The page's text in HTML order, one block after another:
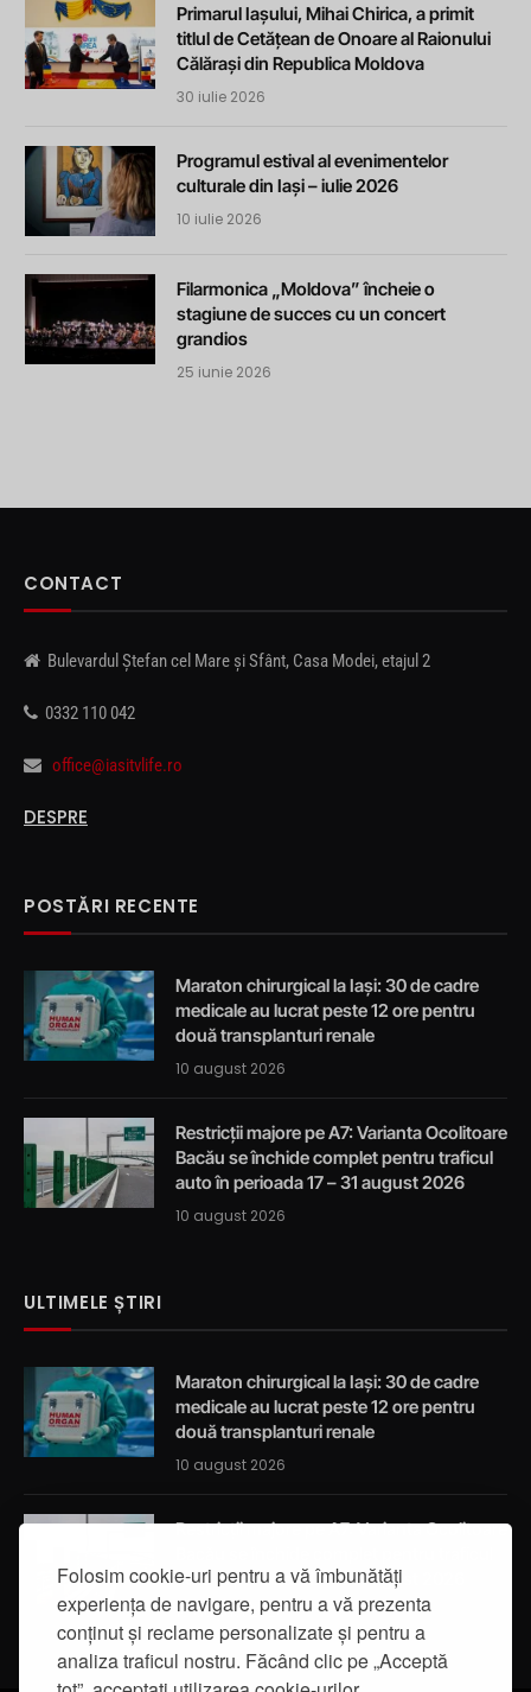
Folosim cookie-uri pentru a vă îmbunătăți
experiența de navigare, pentru a vă prezenta
conținut și reclame personalizate și pentru a
analiza traficul nostru. Făcând clic pe „Acceptă
Primarul Iașului, Mihai Chirica, a primit
titlul de Cetățean de Onoare al Raionului
Călărași din Republica Moldova
30 iulie 2026
Programul estival al evenimentelor
culturale din Iași – iulie 2026
10 iulie 2026
Filarmonica „Moldova” încheie o
stagiune de succes cu un concert
grandios
25 iunie 2026
CONTACT
Bulevardul Ștefan cel Mare și Sfânt, Casa Modei, etajul 2
0332 110 042
office@iasitvlife.ro
DESPRE
POSTĂRI RECENTE
Maraton chirurgical la Iași: 30 de cadre
medicale au lucrat peste 12 ore pentru
două transplanturi renale
10 august 2026
Restricții majore pe A7: Varianta Ocolitoare
Bacău se închide complet pentru traficul
auto în perioada 17 – 31 august 2026
10 august 2026
ULTIMELE ȘTIRI
Maraton chirurgical la Iași: 30 de cadre
medicale au lucrat peste 12 ore pentru
două transplanturi renale
10 august 2026
Restricții majore pe A7: Varianta Ocolitoare
auto în perioada 17 – 31 august 2026
10 august 2026